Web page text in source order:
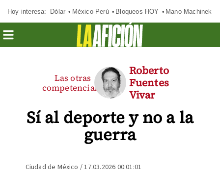
Hoy interesa: Dólar México-Perú Bloqueos HOY Mano Machinek
Sí al deporte y no a la
guerra
Las otras
competencias
Roberto
Fuentes
Vivar
Ciudad de México /17.03.2026 00:01:01